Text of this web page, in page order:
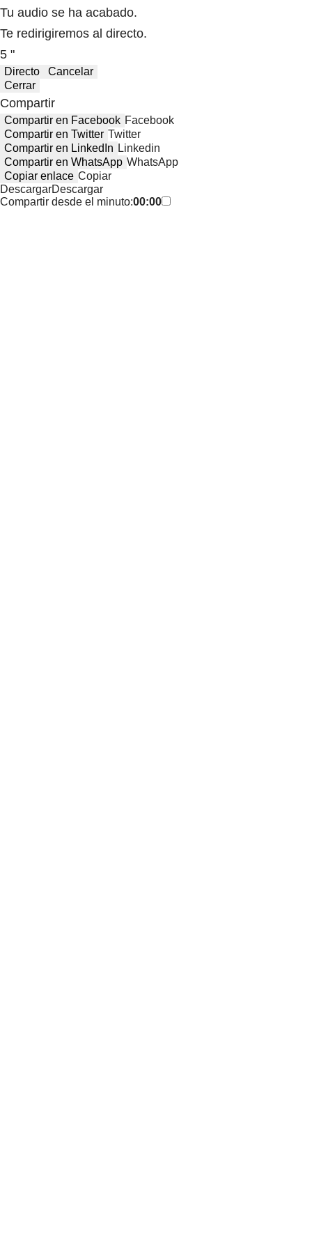
Tu audio se ha acabado.
Te redirigiremos al directo.
5 "
Directo
Cancelar
Cerrar
Compartir
Compartir en Facebook Facebook
Compartir en Twitter Twitter
Compartir en LinkedIn Linkedin
Compartir en WhatsApp WhatsApp
Copiar enlace Copiar
DescargarDescargar
Compartir desde el minuto:00:00